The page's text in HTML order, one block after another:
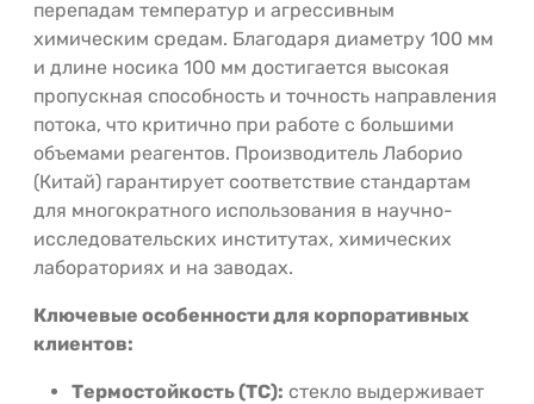
перепадам температур и агрессивным
химическим средам. Благодаря диаметру 100 мм
и длине носика 100 мм достигается высокая
пропускная способность и точность направления
потока, что критично при работе с большими
объемами реагентов. Производитель Лаборио
(Китай) гарантирует соответствие стандартам
для многократного использования в научно-
исследовательских институтах, химических
лабораториях и на заводах.
Ключевые особенности для корпоративных
клиентов:
Термостойкость (ТС): стекло выдерживает